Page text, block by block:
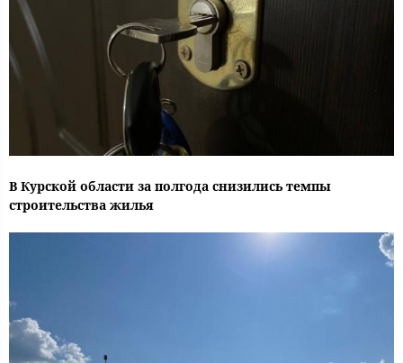
В Курской области за полгода снизились темпы
строительства жилья